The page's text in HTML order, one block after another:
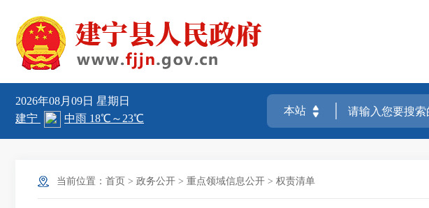
2026年08月09日 星期日
当前位置： 首页 > 政务公开 > 重点领域信息公开 > 权责清单